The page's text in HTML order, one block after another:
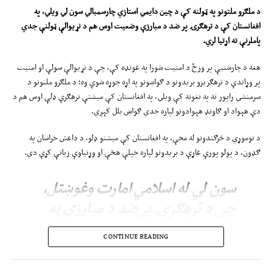
د ملګرو ملتونو پهټولنهکې د چین دایمي استازيچارسمباليسون لي ویلي، په
افغانستان کې د ترهګرۍ پر ضد د مبارزې وضعیت اوسهم د نړیوالې ټولنې جدي
پاملرنې ته اړتیا لري.
هغه د چارشنبې پر ورځ د امنیت شورا په غونډه کې، چې د نړیوالې سولې او امنیت
پر وړاندې د ترهګریزو بریدونو د ګواښونو په اړه جوړه شوې وه؛ د ملګرو ملتونو د
سرمنشي راپور ته په نغوته کې ویلي، په افغانستان کې میشتې ترهګرې ډلې اوس هم د
دې هېواد او ګاونډ هېوادونو لپاره جدي ګواښ بلل کېږي.
د نوموړي د څرګندونو له مخې، په افغانستان کې میشتو ډلو، د داعش خراسان په
ګډون، د پولو پورې غاړې د بریدونو لپاره خپلې هڅې او وړتیاوې زیاتې کړې دي.
سون لي له اسلامي امارت وغوښتل،
برخه کې پخپلو ژمنو عمل وکړي او
په افغانستان کې د ټولو میشتو
CONTINUE READING